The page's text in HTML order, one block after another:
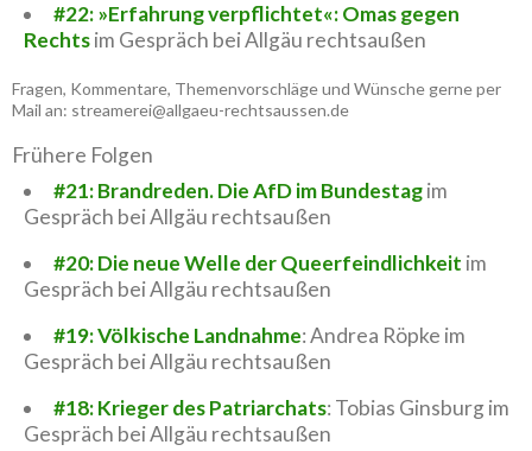
#22: »Erfahrung verpflichtet«: Omas gegen
Rechtsim Gespräch bei Allgäu rechtsaußen
Fragen, Kommentare, Themenvorschläge und Wünsche gerne per
Mail an: streamerei@allgaeu-rechtsaussen.de
Frühere Folgen
#21: Brandreden. Die AfD im Bundestagim
Gespräch bei Allgäu rechtsaußen
#20: Die neue Welle der Queerfeindlichkeit im
Gespräch bei Allgäu rechtsaußen
#19: Völkische Landnahme: Andrea Röpke im
Gespräch bei Allgäu rechtsaußen
#18: Krieger des Patriarchats: Tobias Ginsburg im
Gespräch bei Allgäu rechtsaußen